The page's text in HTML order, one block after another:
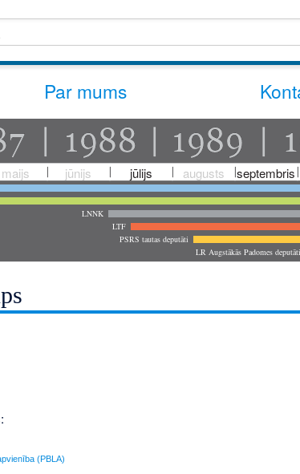
Par mums
maijs jūnijs jūlijs augusts septembris
LNNK
LTF
PSRS tautas deputāti
LR Augstākās Padomes deputāti
(PBLA)